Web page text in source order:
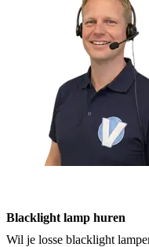
Blacklight lamp huren
Wil je losse blacklight